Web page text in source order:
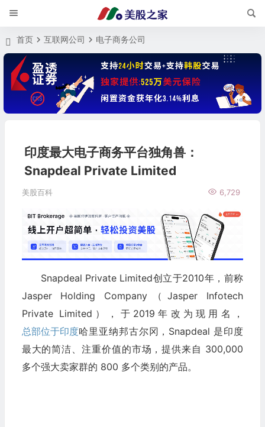
首页 互联网公司 电子商务公司
印度最大电子商务平台独角兽：
Snapdeal Private Limited
美股百科 6,729
Snapdeal Private Limited创立于2010年，前称
Jasper Holding Company（Jasper Infotech
Private Limited）
，于2019年改为现用名，
总部位于印度哈里亚纳邦古尔冈，Snapdeal 是印度
最大的简洁、注重价值的市场，提供来自 300,000
多个强大卖家群的 800 多个类别的产品。